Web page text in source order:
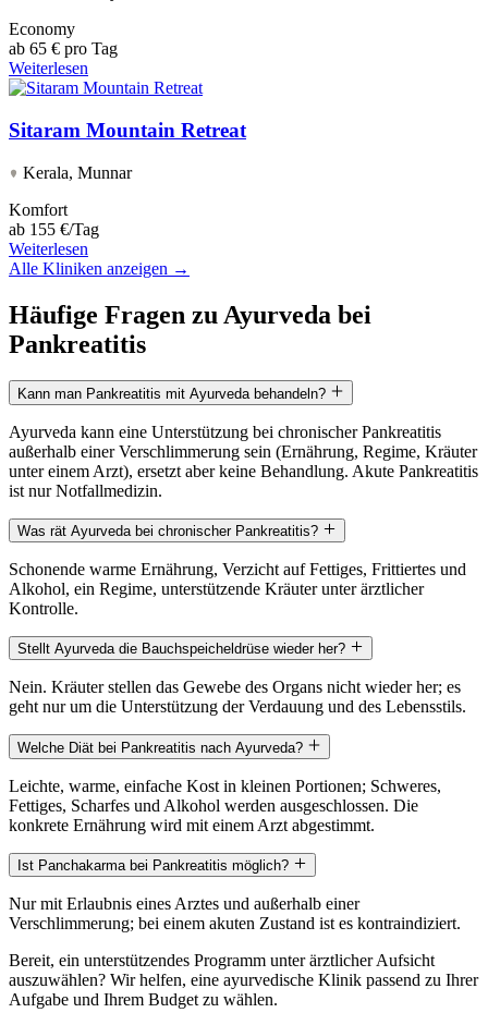
Economy
ab 65 € pro Tag
Weiterlesen
Sitaram Mountain Retreat
Kerala, Munnar
Komfort
ab 155 €/Tag
Weiterlesen
Alle Kliniken anzeigen →
Häufige Fragen zu Ayurveda bei
Pankreatitis
Kann man Pankreatitis mit Ayurveda behandeln?
Ayurveda kann eine Unterstützung bei chronischer Pankreatitis
außerhalb einer Verschlimmerung sein (Ernährung, Regime, Kräuter
unter einem Arzt), ersetzt aber keine Behandlung. Akute Pankreatitis
ist nur Notfallmedizin.
Was rät Ayurveda bei chronischer Pankreatitis?
Schonende warme Ernährung, Verzicht auf Fettiges, Frittiertes und
Alkohol, ein Regime, unterstützende Kräuter unter ärztlicher
Kontrolle.
Stellt Ayurveda die Bauchspeicheldrüse wieder her?
Nein. Kräuter stellen das Gewebe des Organs nicht wieder her; es
geht nur um die Unterstützung der Verdauung und des Lebensstils.
Welche Diät bei Pankreatitis nach Ayurveda?
Leichte, warme, einfache Kost in kleinen Portionen; Schweres,
Fettiges, Scharfes und Alkohol werden ausgeschlossen. Die
konkrete Ernährung wird mit einem Arzt abgestimmt.
Ist Panchakarma bei Pankreatitis möglich?
Nur mit Erlaubnis eines Arztes und außerhalb einer
Verschlimmerung; bei einem akuten Zustand ist es kontraindiziert.
Bereit, ein unterstützendes Programm unter ärztlicher Aufsicht
auszuwählen? Wir helfen, eine ayurvedische Klinik passend zu Ihrer
Aufgabe und Ihrem Budget zu wählen.